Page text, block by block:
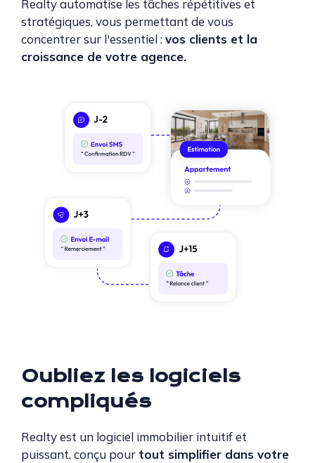
Realtyautomatise les tâches répétitives et
stratégiques, vous permettant de vous
concentrer sur l'essentiel :vos clients et la
croissance de votre agence.
Oubliez les logiciels
compliqués
Realtyest un logiciel immobilier intuitif et
puissant, conçu pour tout simplifier dans votre